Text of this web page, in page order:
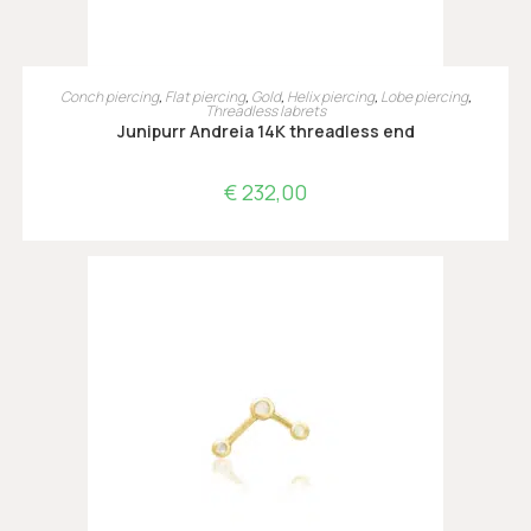
TOEVOEGEN AAN WINKELWAGEN
Conch piercing, Flat piercing, Gold, Helix piercing, Lobe piercing,
Threadless labrets
Junipurr Andreia 14K threadless end
€232,00